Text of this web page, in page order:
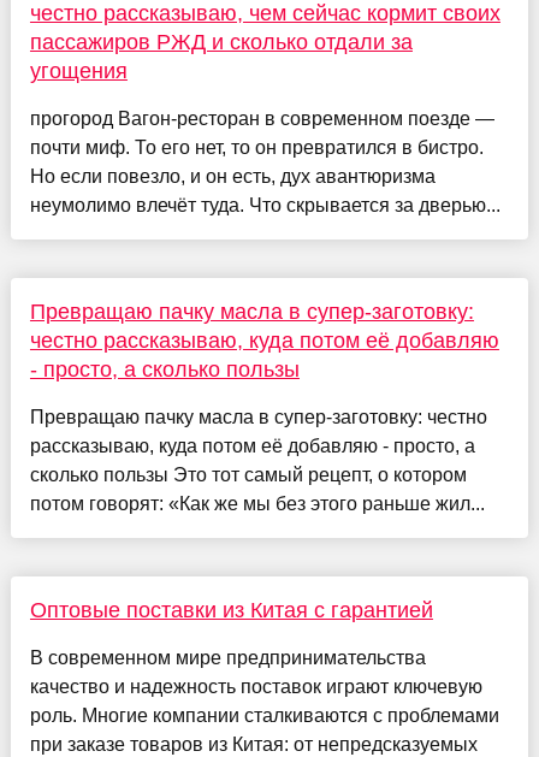
честно рассказываю, чем сейчас кормит своих
пассажиров РЖД и сколько отдали за
угощения
прогород Вагон-ресторан в современном поезде —
почти миф. То его нет, то он превратился в бистро.
Но если повезло, и он есть, дух авантюризма
неумолимо влечёт туда. Что скрывается за дверью...
Превращаю пачку масла в супер-заготовку:
честно рассказываю, куда потом её добавляю
- просто, а сколько пользы
Превращаю пачку масла в супер-заготовку: честно
рассказываю, куда потом её добавляю - просто, а
сколько пользы Это тот самый рецепт, о котором
потом говорят: «Как же мы без этого раньше жил...
Оптовые поставки из Китая с гарантией
В современном мире предпринимательства
качество и надежность поставок играют ключевую
роль. Многие компании сталкиваются с проблемами
при заказе товаров из Китая: от непредсказуемых